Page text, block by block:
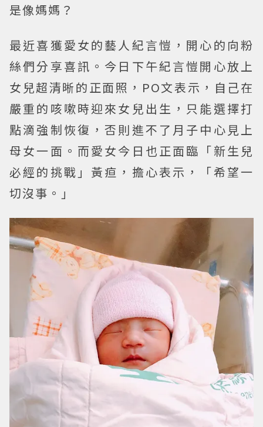
是像媽媽？
最近喜獲愛女的藝人紀言愷，開心的向粉
絲們分享喜訊。今日下午紀言愷開心放上
女兒超清晰的正面照，PO文表示，自己在
嚴重的咳嗽時迎來女兒出生，只能選擇打
點滴強制恢復，否則進不了月子中心見上
母女一面。而愛女今日也正面臨「新生兒
必經的挑戰」黃疸，擔心表示，「希望一
切沒事。」